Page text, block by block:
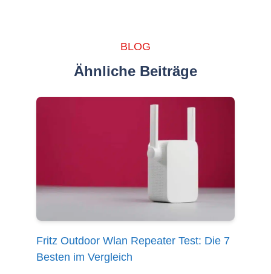
BLOG
Ähnliche Beiträge
Fritz Outdoor Wlan Repeater Test: Die 7
Besten im Vergleich